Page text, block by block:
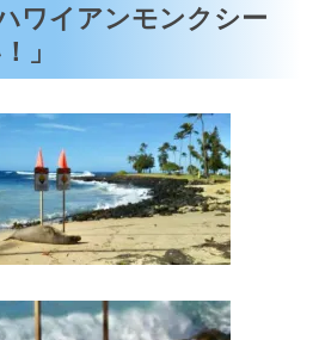
ワイアンモンクシー
」